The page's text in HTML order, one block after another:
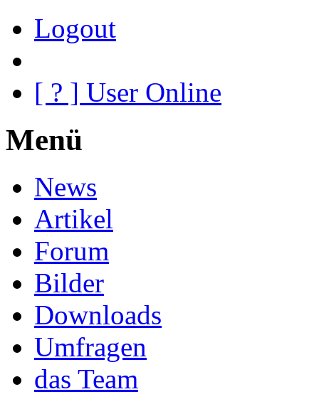
Logout
[ ? ] User Online
Menü
News
Artikel
Forum
Bilder
Downloads
Umfragen
das Team